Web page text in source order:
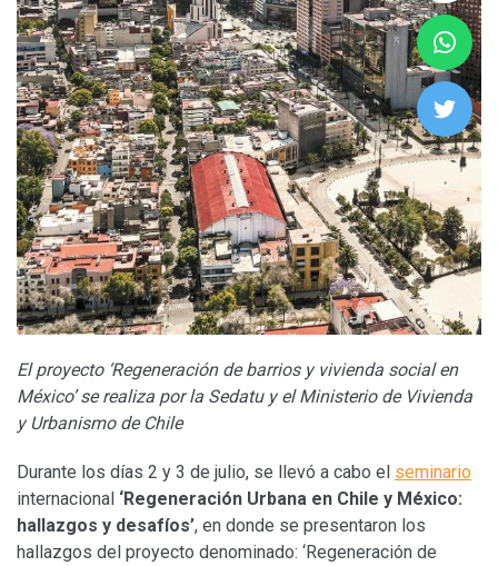
El proyecto ‘Regeneración de barrios y vivienda social en
México’ se realiza por la Sedatu y el Ministerio de Vivienda
y Urbanismo de Chile
Durante los días 2 y 3 de julio, se llevó a cabo el seminario
internacional ‘Regeneración Urbana en Chile y México:
hallazgos y desafíos’, en donde se presentaron los
hallazgos del proyecto denominado: ‘Regeneración de